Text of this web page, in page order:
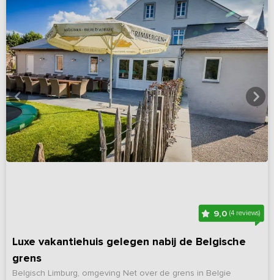
9,0(4 reviews)
Luxe vakantiehuis gelegen nabij de Belgische
grens
Belgisch Limburg, omgeving Net over de grens in Belgie